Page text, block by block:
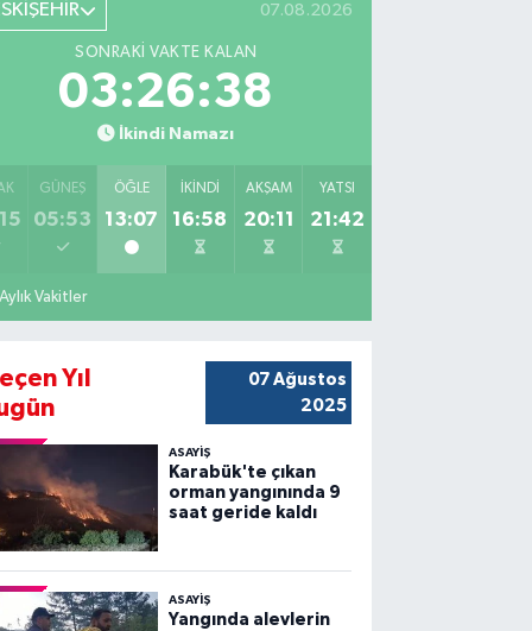
07.08.2026
SONRAKI VAKTE KALAN
03:26:37
İkindi Namazı
GÜNEŞ
05:53
ÖĞLE
13:07
İKINDI
16:58
AKŞAM
20:11
YATSI
21:42
Aylık Vakitler
Yıl
07 Ağustos
2025
ASAYİŞ
Karabük'te çıkan
orman yangınında 9
saat geride kaldı
ASAYİŞ
Yangında alevlerin